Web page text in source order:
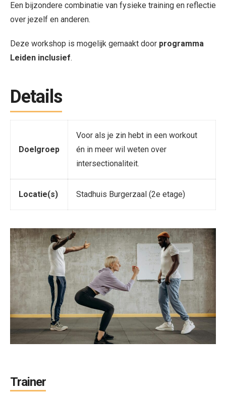
Een bijzondere combinatie van fysieke training en reflectie
over jezelf en anderen.
Deze workshop is mogelijk gemaakt door programma
Leiden inclusief.
Details
Doelgroep
Voor als je zin hebt in een workout
én in meer wil weten over
intersectionaliteit.
Locatie(s) Stadhuis Burgerzaal (2e etage)
Trainer